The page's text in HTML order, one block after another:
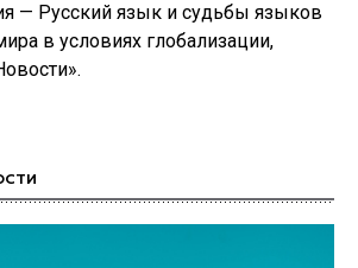
— Русский язык и судьбы языков
в условиях глобализации,